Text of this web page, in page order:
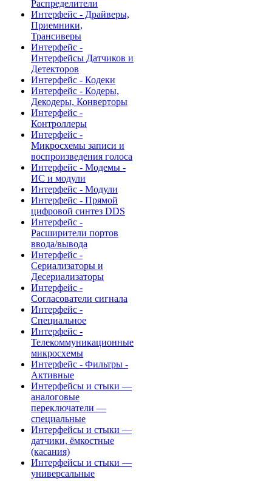
Распределители
Интерфейс - Драйверы,
Приемники,
Трансиверы
Интерфейс -
Интерфейсы Датчиков и
Детекторов
Интерфейс - Кодеки
Интерфейс - Кодеры,
Декодеры, Конверторы
Интерфейс -
Контроллеры
Интерфейс -
Микросхемы записи и
воспроизведения голоса
Интерфейс - Модемы -
ИС и модули
Интерфейс - Модули
Интерфейс - Прямой
цифровой синтез DDS
Интерфейс -
Расширители портов
ввода/вывода
Интерфейс -
Сериализаторы и
Десериализаторы
Интерфейс -
Согласователи сигнала
Интерфейс -
Специальное
Интерфейс -
Телекоммуникационные
микросхемы
Интерфейс - Фильтры -
Активные
Интерфейсы и стыки —
аналоговые
переключатели —
специальные
Интерфейсы и стыки —
датчики, ёмкостные
(касания)
Интерфейсы и стыки —
универсальные